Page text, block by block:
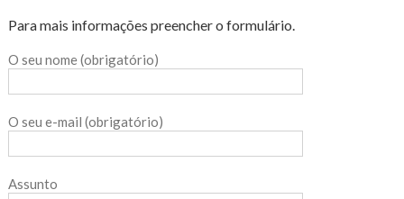
Para mais informações preencher o formulário.
O seu nome (obrigatório)
O seu e-mail (obrigatório)
Assunto